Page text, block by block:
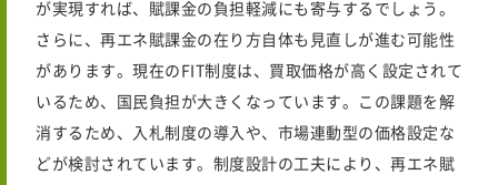
が実現すれば、賦課金の負担軽減にも寄与するでしょう。
さらに、再エネ賦課金の在り方自体も見直しが進む可能性
があります。現在のFIT制度は、買取価格が高く設定されて
いるため、国民負担が大きくなっています。この課題を解
消するため、入札制度の導入や、市場連動型の価格設定な
どが検討されています。制度設計の工夫により、再エネ賦